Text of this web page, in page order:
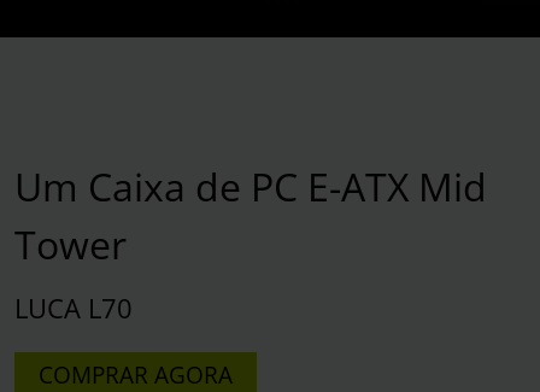
Um Caixa de PC E-ATX Mid
Tower
LUCA L70
COMPRAR AGORA